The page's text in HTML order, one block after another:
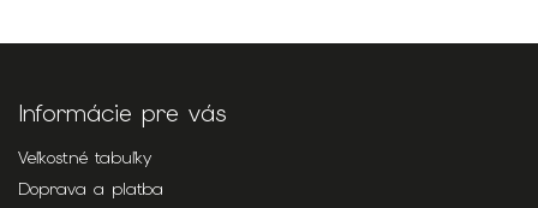
Informácie pre vás
Veľkostné tabuľky
Doprava a platba